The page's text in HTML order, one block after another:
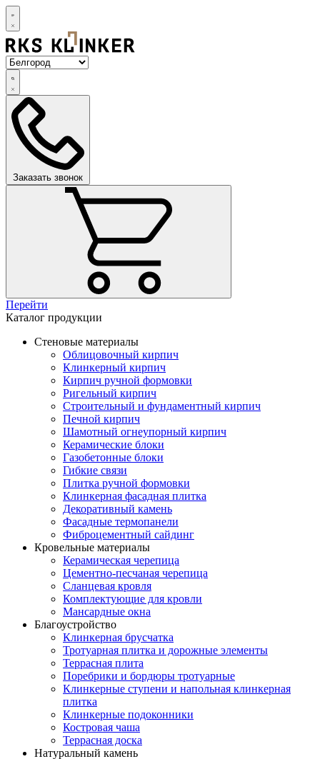
Заказать звонок
Перейти
Каталог продукции
Стеновые материалы
Облицовочный кирпич
Клинкерный кирпич
Кирпич ручной формовки
Ригельный кирпич
Строительный и фундаментный кирпич
Печной кирпич
Шамотный огнеупорный кирпич
Керамические блоки
Газобетонные блоки
Гибкие связи
Плитка ручной формовки
Клинкерная фасадная плитка
Декоративный камень
Фасадные термопанели
Фиброцементный сайдинг
Кровельные материалы
Керамическая черепица
Цементно-песчаная черепица
Сланцевая кровля
Комплектующие для кровли
Мансардные окна
Благоустройство
Клинкерная брусчатка
Тротуарная плитка и дорожные элементы
Террасная плита
Поребрики и бордюры тротуарные
Клинкерные ступени и напольная клинкерная
плитка
Клинкерные подоконники
Костровая чаша
Террасная доска
Натуральный камень